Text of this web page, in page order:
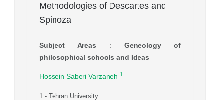
Methodologies of Descartes and
Spinoza
Subject Areas : Geneology of
philosophical schools and Ideas
Hossein Saberi Varzaneh 1
1 - Tehran University